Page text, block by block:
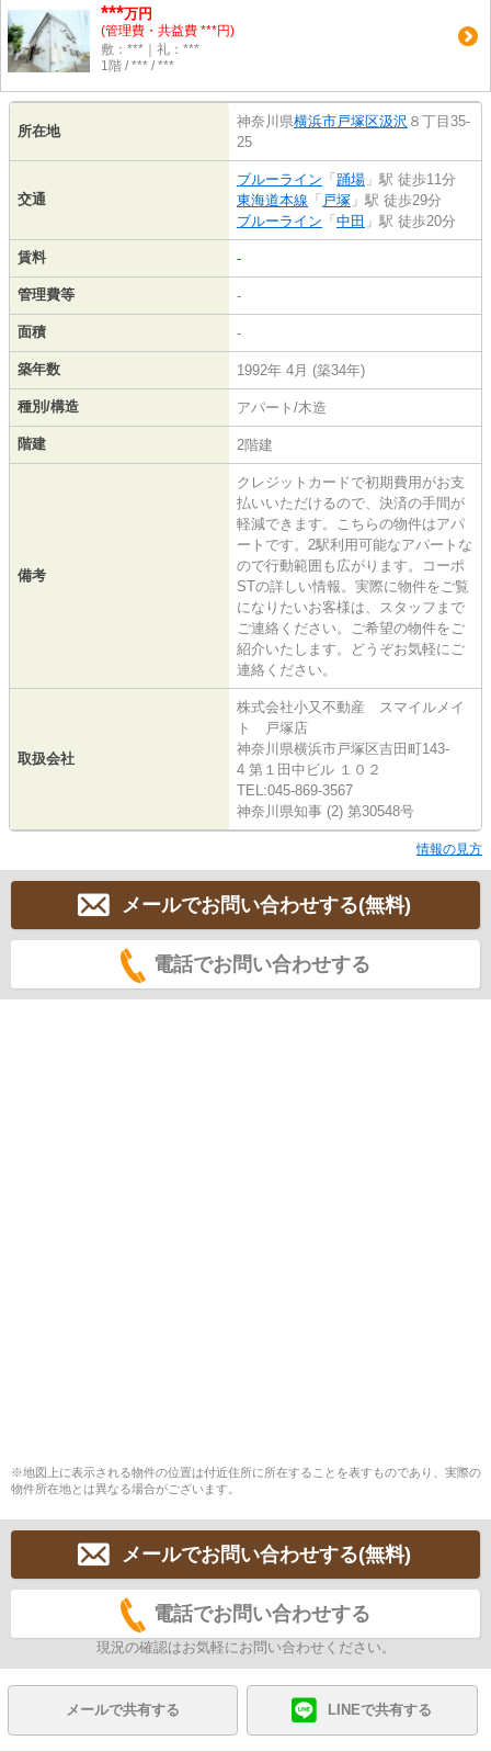
***万円
(管理費・共益費 ***円)
敷：***｜礼：***
1階 / *** / ***
所在地
神奈川県横浜市戸塚区汲沢 ８丁目35-
25
交通
ブルーライン 「 踊場 」駅 徒歩11分
東海道本線 「 戸塚 」駅 徒歩29分
ブルーライン 「 中田 」駅 徒歩20分
賃料 -
管理費等 -
面積 -
築年数 1992年 4月 (築34年)
種別/構造 アパート/木造
階建 2階建
備考
クレジットカードで初期費用がお支
払いいただけるので、決済の手間が
軽減できます。こちらの物件はアパ
ートです。2駅利用可能なアパートな
ので行動範囲も広がります。コーポ
STの詳しい情報。実際に物件をご覧
になりたいお客様は、スタッフまで
ご連絡ください。ご希望の物件をご
紹介いたします。どうぞお気軽にご
連絡ください。
取扱会社
株式会社小又不動産 スマイルメイ
ト 戸塚店
神奈川県横浜市戸塚区吉田町143-
4 第１田中ビル １０２
TEL:045-869-3567
神奈川県知事 (2) 第30548号
情報の見方
メールでお問い合わせする(無料)
電話でお問い合わせする
※地図上に表示される物件の位置は付近住所に所在することを表すものであり、実際の
物件所在地とは異なる場合がございます。
メールでお問い合わせする(無料)
電話でお問い合わせする
現況の確認はお気軽にお問い合わせください。
メールで共有する LINEで共有する